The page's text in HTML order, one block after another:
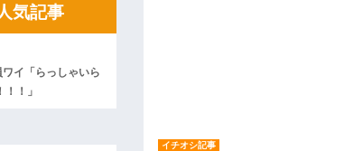
ン頂き女子のこの動画、すげえええええｗ
道路左車線を制限速度で走った結果
り合ってくる
も盛大にやらかす←あまり悲しませないでく
気記事
イ「らっしゃいら
！」